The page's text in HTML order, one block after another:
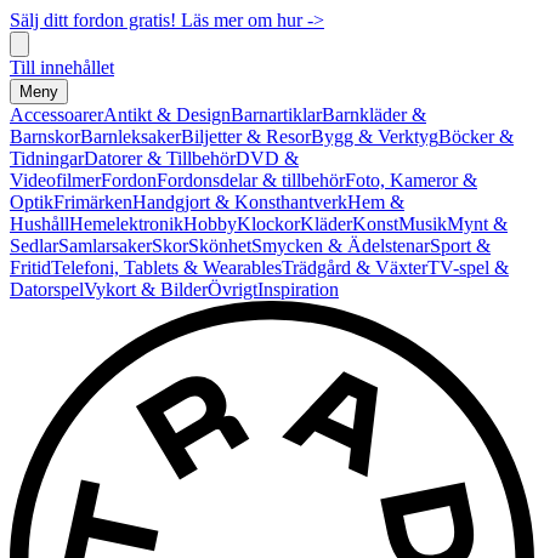
Sälj ditt fordon gratis! Läs mer om hur ->
Till innehållet
Meny
AccessoarerAntikt & DesignBarnartiklarBarnkläder &
BarnskorBarnleksakerBiljetter & ResorBygg & VerktygBöcker &
TidningarDatorer & TillbehörDVD &
VideofilmerFordonFordonsdelar & tillbehörFoto, Kameror &
OptikFrimärkenHandgjort & KonsthantverkHem &
HushållHemelektronikHobbyKlockorKläderKonstMusikMynt &
SedlarSamlarsakerSkorSkönhetSmycken & ÄdelstenarSport &
FritidTelefoni, Tablets & WearablesTrädgård & VäxterTV-spel &
DatorspelVykort & BilderÖvrigtInspiration